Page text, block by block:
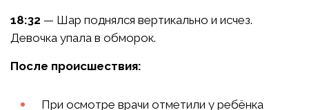
18:32 — Шар поднялся вертикально и исчез.
Девочка упала в обморок.
После происшествия:
При осмотре врачи отметили у ребёнка